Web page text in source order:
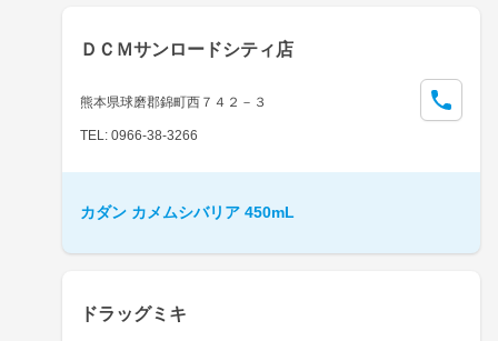
ＤＣＭサンロードシティ店
熊本県球磨郡錦町西７４２－３
TEL: 0966-38-3266
カダン カメムシバリア 450mL
ドラッグミキ